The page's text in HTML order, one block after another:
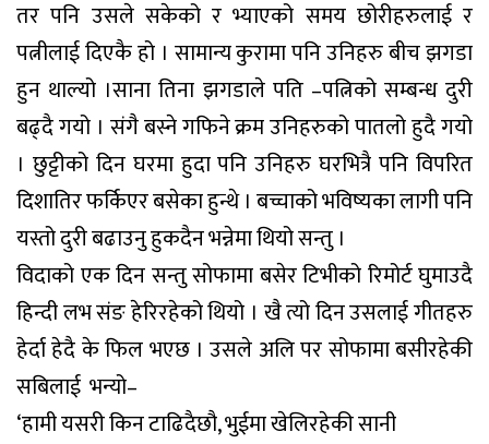
तर पनि उसले सकेको र भ्याएको समय छोरीहरुलाई र
पत्नीलाई दिएकै हो । सामान्य कुरामा पनि उनिहरु बीच झगडा
हुन थाल्यो ।साना तिना झगडाले पति –पत्निको सम्बन्ध दुरी
बढ्दै गयो । संगै बस्ने गफिने क्रम उनिहरुको पातलो हुदै गयो
। छुट्टीको दिन घरमा हुदा पनि उनिहरु घरभित्रै पनि विपरित
दिशातिर फर्किएर बसेका हुन्थे । बच्चाको भविष्यका लागी पनि
यस्तो दुरी बढाउनु हुकदैन भन्नेमा थियो सन्तु ।
विदाको एक दिन सन्तु सोफामा बसेर टिभीको रिमोर्ट घुमाउदै
हिन्दी लभ संङ हेरिरहेको थियो । खै त्यो दिन उसलाई गीतहरु
हेर्दा हेदै के फिल भएछ । उसले अलि पर सोफामा बसीरहेकी
सबिलाई भन्यो–
‘हामी यसरी किन टाढिदैछौ, भुईमा खेलिरहेकी सानी